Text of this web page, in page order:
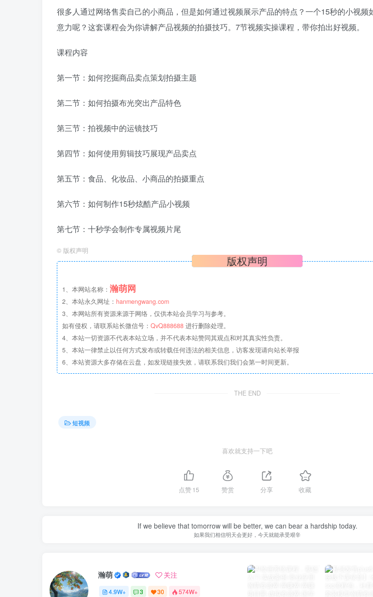
很多人通过网络售卖自己的小商品，但是如何通过视频展示产品的特点？一个15秒的小视频
意力呢？这套课程会为你讲解产品视频的拍摄技巧。7节视频实操课程，带你拍出好视频。
课程内容
第一节：如何挖掘商品卖点策划拍摄主题
第二节：如何拍摄布光突出产品特色
第三节：拍视频中的运镜技巧
第四节：如何使用剪辑技巧展现产品卖点
第五节：食品、化妆品、小商品的拍摄重点
第六节：如何制作15秒炫酷产品小视频
第七节：十秒学会制作专属视频片尾
© 版权声明
版权声明
1、本网站名称： 瀚萌网
2、本站永久网址： hanmengwang.com
3、本网站所有资源来源于网络，仅供本站会员学习与参考。
如有侵权，请联系站长微信号： QvQ888688 进行删除处理。
4、本站一切资源不代表本站立场，并不代表本站赞同其观点和对其真实性负责。
5、本站一律禁止以任何方式发布或转载任何违法的相关信息，访客发现请向站长举报
6、本站资源大多存储在云盘，如发现链接失效，请联系我们我们会第一时间更新。
THE END
短视频
喜欢就支持一下吧
点赞15 赞赏 分享 收藏
If we believe that tomorrow will be better, we can bear a hardship today.
如果我们相信明天会更好，今天就能承受艰辛
瀚萌 关注
4.9W+ 3 30 574W+